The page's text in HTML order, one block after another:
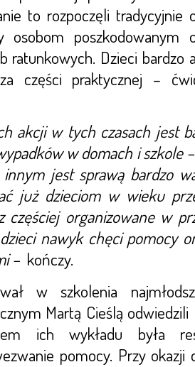
to rozpoczęli tradycyjnie
osobom poszkodowanym
ratunkowych. Dzieci bardzo
części praktycznej –
akcji w tych czasach jest
w domach i szkole –
innym jest sprawą bardzo
już dzieciom w wieku
częściej organizowane w
nawyk chęci pomocy
– kończy.
w szkolenia
Martą Cieślą
ich wykładu była
pomocy. Przy okazji